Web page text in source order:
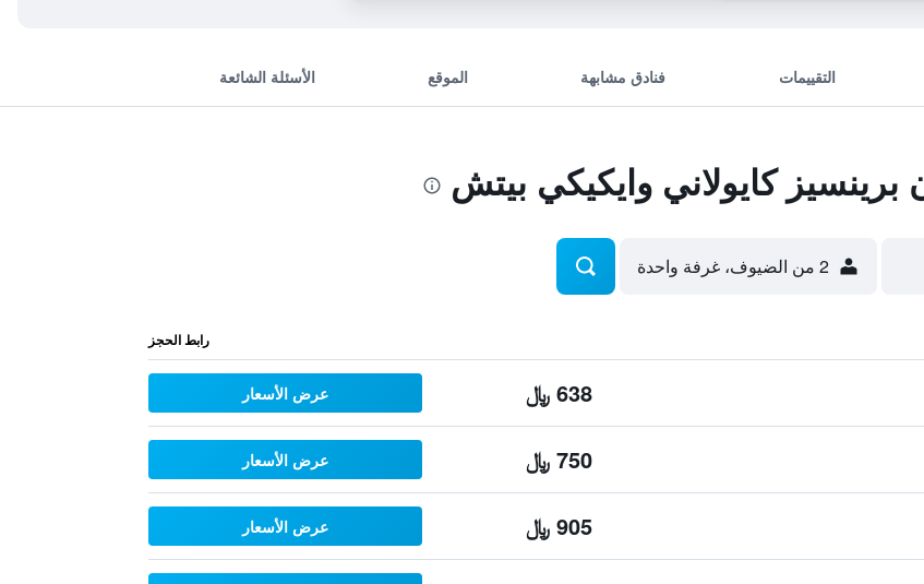
التقييمات فنادق مشابهة الموقع الأسئلة الشائعة
كايولاني وايكيكي بيتش
2 من الضيوف، غرفة واحدة
رابط الحجز
638 ﷼ عرض الأسعار
750 ﷼ عرض الأسعار
905 ﷼ عرض الأسعار